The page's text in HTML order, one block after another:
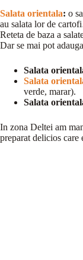
Salata orientala: o
au salata lor de
Reteta de baza a
Dar se mai pot
Salata
Salata
verde, marar).
Salata
In zona Deltei am
preparat delicios care